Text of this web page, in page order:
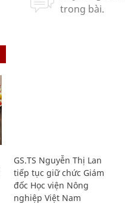
GS.TS Nguyễn Thị Lan
tiếp tục giữ chức Giám
đốc Học viện Nông
nghiệp Việt Nam